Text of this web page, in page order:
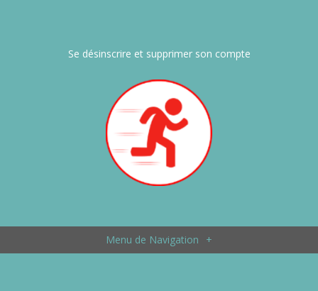
Se désinscrire et supprimer son compte
Menu de Navigation +